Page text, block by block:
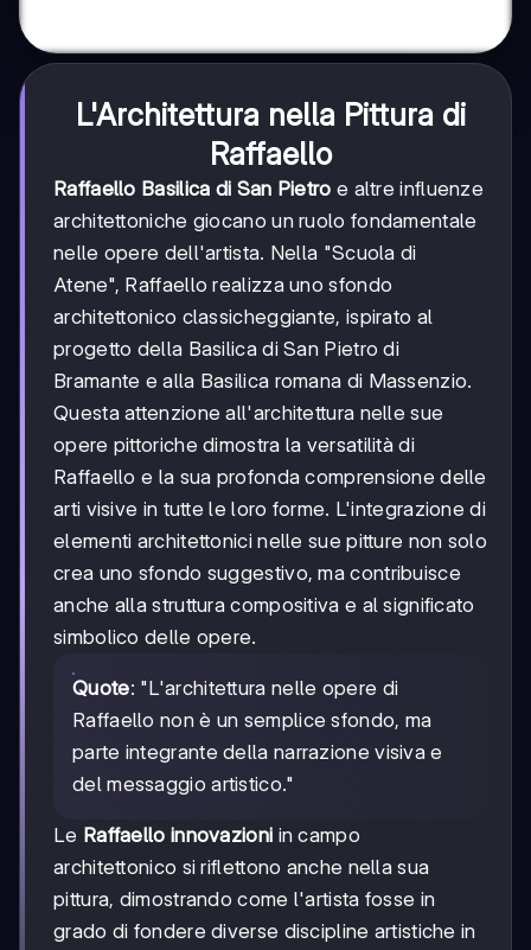
L'Architettura nella Pittura di
Raffaello
Raffaello Basilica di San Pietro e altre influenze
architettoniche giocano un ruolo fondamentale
nelle opere dell'artista. Nella "Scuola di
Atene", Raffaello realizza uno sfondo
architettonico classicheggiante, ispirato al
progetto della Basilica di San Pietro di
Bramante e alla Basilica romana di Massenzio.
Questa attenzione all'architettura nelle sue
opere pittoriche dimostra la versatilità di
Raffaello e la sua profonda comprensione delle
arti visive in tutte le loro forme. L'integrazione di
elementi architettonici nelle sue pitture non solo
crea uno sfondo suggestivo, ma contribuisce
anche alla struttura compositiva e al significato
simbolico delle opere.
Quote: "L'architettura nelle opere di
Raffaello non è un semplice sfondo, ma
parte integrante della narrazione visiva e
del messaggio artistico."
Le Raffaello innovazioni in campo
architettonico si riflettono anche nella sua
pittura, dimostrando come l'artista fosse in
grado di fondere diverse discipline artistiche in